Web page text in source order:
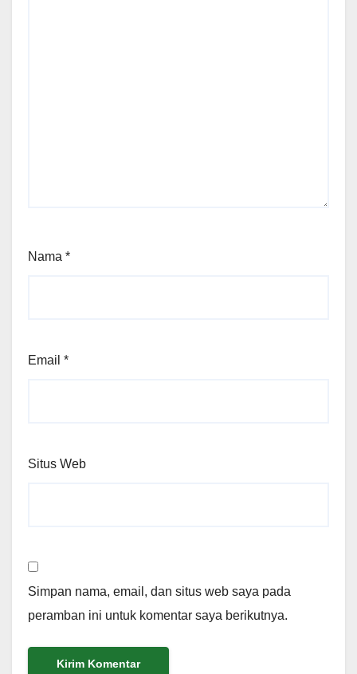
Nama *
Email *
Situs Web
Simpan nama, email, dan situs web saya pada
peramban ini untuk komentar saya berikutnya.